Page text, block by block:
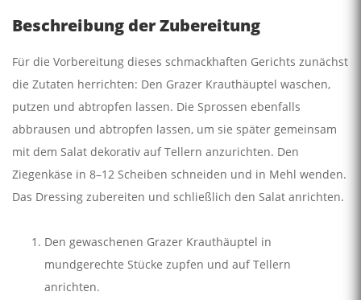
Beschreibung der Zubereitung
Für die Vorbereitung dieses schmackhaften Gerichts zunächst
die Zutaten herrichten: Den Grazer Krauthäuptel waschen,
putzen und abtropfen lassen. Die Sprossen ebenfalls
abbrausen und abtropfen lassen, um sie später gemeinsam
mit dem Salat dekorativ auf Tellern anzurichten. Den
Ziegenkäse in 8–12 Scheiben schneiden und in Mehl wenden.
Das Dressing zubereiten und schließlich den Salat anrichten.
Den gewaschenen Grazer Krauthäuptel in
mundgerechte Stücke zupfen und auf Tellern
anrichten.